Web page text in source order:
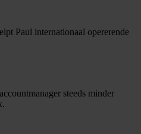
Paul internationaal opererende
steeds minder